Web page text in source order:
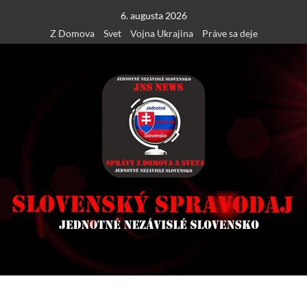
content
6. augusta 2026
Z Domova
Svet Vojna Ukrajina Práve sa deje